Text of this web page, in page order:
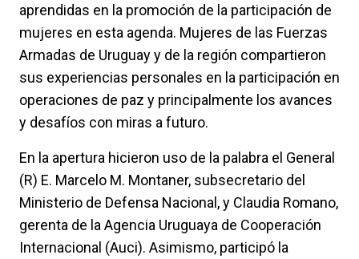
aprendidas en la promoción de la participación de
mujeres en esta agenda. Mujeres de las Fuerzas
Armadas de Uruguay y de la región compartieron
sus experiencias personales en la participación en
operaciones de paz y principalmente los avances
y desafíos con miras a futuro.
En la apertura hicieron uso de la palabra el General
(R) E. Marcelo M. Montaner, subsecretario del
Ministerio de Defensa Nacional, y Claudia Romano,
gerenta de la Agencia Uruguaya de Cooperación
Internacional (Auci). Asimismo, participó la